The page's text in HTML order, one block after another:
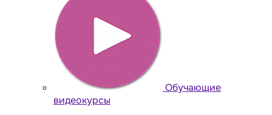
Обучающие
видеокурсы